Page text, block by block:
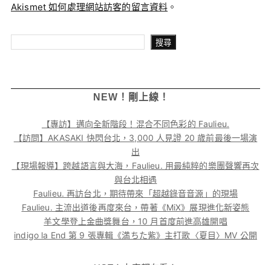
Akismet 如何處理網站訪客的留言資料 。
搜尋
NEW！剛上線！
【專訪】邁向全新階段！混合不同色彩的 Faulieu.
【訪問】AKASAKI 快閃台北，3,000 人見證 20 歲前最後一場演
出
【現場報導】跨越語言與大海，Faulieu. 用最純粹的樂團聲響再次
與台北相遇
Faulieu. 再訪台北，期待帶來「超越錄音音源」的現場
Faulieu. 主流出道後再度來台，帶著《MiX》展現進化新姿態
羊文學登上金曲獎舞台，10 月首度前進高雄開唱
indigo la End 第 9 張專輯《満ちた紫》主打歌〈夏目〉MV 公開